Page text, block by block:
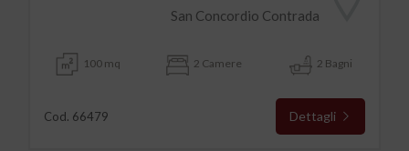
San Concordio Contrada
100 mq 2 Camere 2 Bagni
Cod. 66479 Dettagli